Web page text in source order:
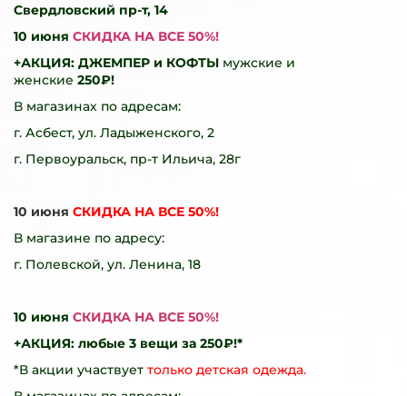
Свердловский пр-т, 14
10 июня СКИДКА НА ВСЕ 50%!
+АКЦИЯ: ДЖЕМПЕР и КОФТЫ мужские и
женские 250₽!
В магазинах по адресам:
г. Асбест, ул. Ладыженского, 2
г. Первоуральск, пр-т Ильича, 28г
10 июня СКИДКА НА ВСЕ 50%!
В магазине по адресу:
г. Полевской, ул. Ленина, 18
10 июня СКИДКА НА ВСЕ 50%!
+АКЦИЯ: любые 3 вещи за 250₽!*
*В акции участвует только детская одежда.